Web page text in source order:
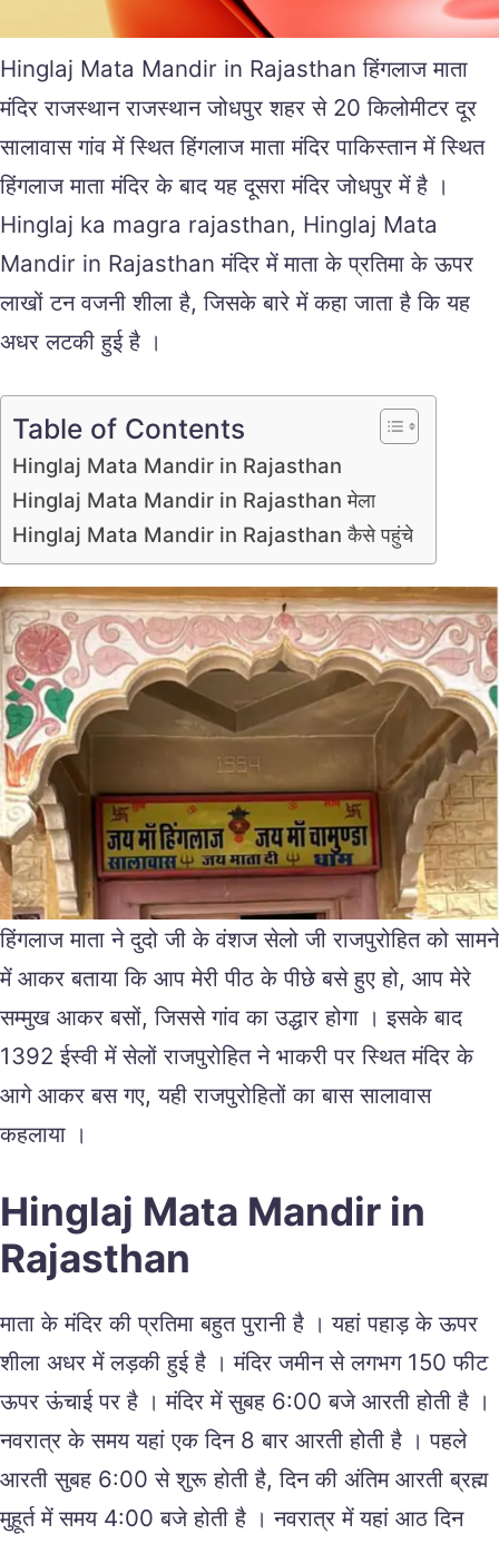
Hinglaj Mata Mandir in Rajasthan हिंगलाज माता
मंदिर राजस्थान राजस्थान जोधपुर शहर से 20 किलोमीटर दूर
सालावास गांव में स्थित हिंगलाज माता मंदिर पाकिस्तान में स्थित
हिंगलाज माता मंदिर के बाद यह दूसरा मंदिर जोधपुर में है ।
Hinglaj ka magra rajasthan, Hinglaj Mata
Mandir in Rajasthan मंदिर में माता के प्रतिमा के ऊपर
लाखों टन वजनी शीला है, जिसके बारे में कहा जाता है कि यह
अधर लटकी हुई है ।
Table of Contents
Hinglaj Mata Mandir in Rajasthan
Hinglaj Mata Mandir in Rajasthan मेला
Hinglaj Mata Mandir in Rajasthan कैसे पहुंचे
हिंगलाज माता ने दुदो जी के वंशज सेलो जी राजपुरोहित को सामने
में आकर बताया कि आप मेरी पीठ के पीछे बसे हुए हो, आप मेरे
सम्मुख आकर बसों, जिससे गांव का उद्धार होगा । इसके बाद
1392 ईस्वी में सेलों राजपुरोहित ने भाकरी पर स्थित मंदिर के
आगे आकर बस गए, यही राजपुरोहितों का बास सालावास
कहलाया ।
Hinglaj Mata Mandir in
Rajasthan
माता के मंदिर की प्रतिमा बहुत पुरानी है । यहां पहाड़ के ऊपर
शीला अधर में लड़की हुई है । मंदिर जमीन से लगभग 150 फीट
ऊपर ऊंचाई पर है । मंदिर में सुबह 6:00 बजे आरती होती है ।
नवरात्र के समय यहां एक दिन 8 बार आरती होती है । पहले
आरती सुबह 6:00 से शुरू होती है, दिन की अंतिम आरती ब्रह्म
मुहूर्त में समय 4:00 बजे होती है । नवरात्र में यहां आठ दिन